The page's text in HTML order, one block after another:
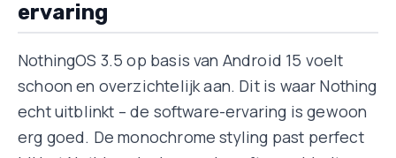
ervaring
NothingOS 3.5 op basis van Android 15 voelt
schoon en overzichtelijk aan. Dit is waar Nothing
echt uitblinkt – de software-ervaring is gewoon
erg goed. De monochrome styling past perfect